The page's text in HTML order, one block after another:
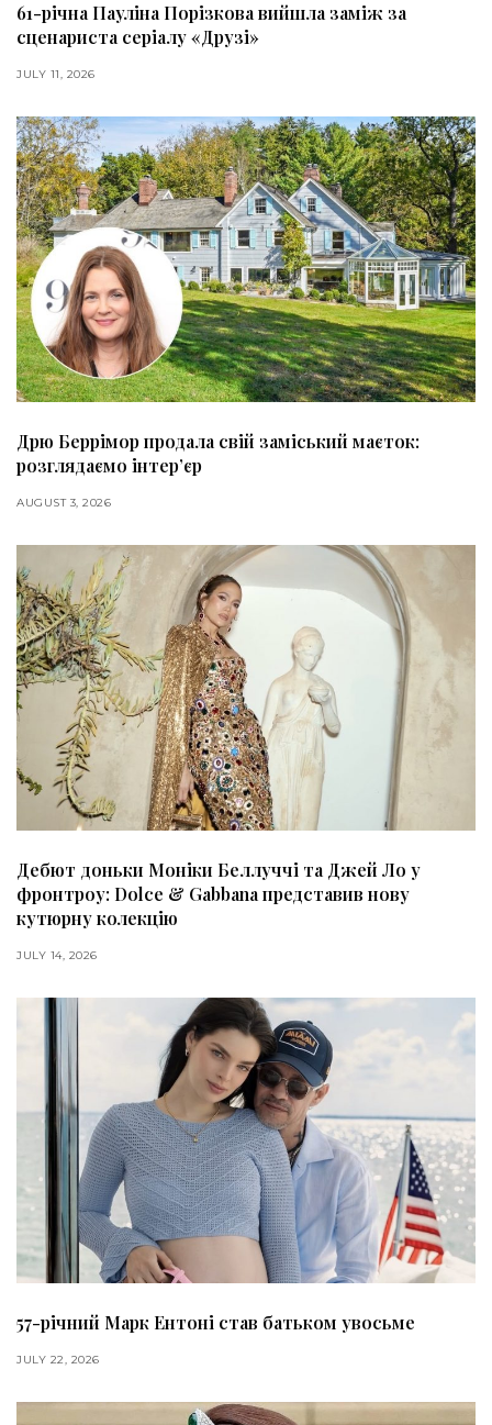
61-річна Пауліна Порізкова вийшла заміж за
сценариста серіалу «Друзі»
JULY 11, 2026
Дрю Беррімор продала свій заміський маєток:
розглядаємо інтер’єр
AUGUST 3, 2026
Дебют доньки Моніки Беллуччі та Джей Ло у
фронтроу: Dolce & Gabbana представив нову
кутюрну колекцію
JULY 14, 2026
57-річний Марк Ентоні став батьком увосьме
JULY 22, 2026